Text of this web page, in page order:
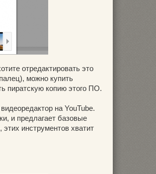
отредактировать это
можно купить
пиратскую копию этого ПО.
на YouTube.
и предлагает базовые
инструментов хватит